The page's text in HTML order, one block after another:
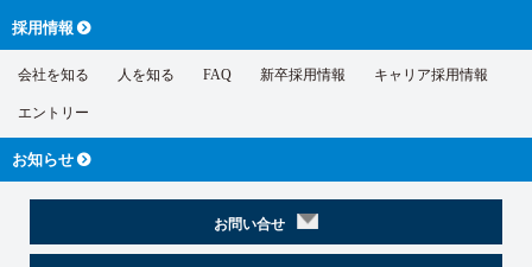
採用情報
会社を知る 人を知る FAQ 新卒採用情報 キャリア採用情報
エントリー
お知らせ
お問い合せ